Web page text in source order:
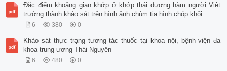
Đặc điểm khoảng gian khớp ở khớp thái dương hàm người Việt
trưởng thành khảo sát trên hình ảnh chùm tia hình chóp khối
6 380 0
Khảo sát thực trạng tương tác thuốc tại khoa nội, bệnh viện đa
khoa trung ương Thái Nguyên
6 480 0